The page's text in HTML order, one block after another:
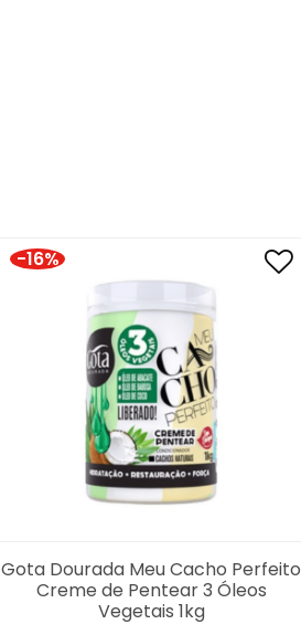
-16%
Gota Dourada Meu Cacho Perfeito
Creme de Pentear 3 Óleos
Vegetais 1kg